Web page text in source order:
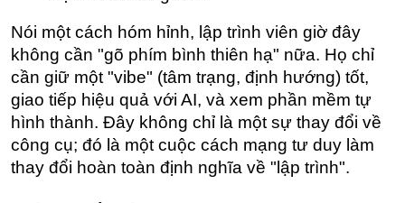
Nói một cách hóm hỉnh, lập trình viên giờ đây
không cần "gõ phím bình thiên hạ" nữa. Họ chỉ
cần giữ một "vibe" (tâm trạng, định hướng) tốt,
giao tiếp hiệu quả với AI, và xem phần mềm tự
hình thành. Đây không chỉ là một sự thay đổi về
công cụ; đó là một cuộc cách mạng tư duy làm
thay đổi hoàn toàn định nghĩa về "lập trình".